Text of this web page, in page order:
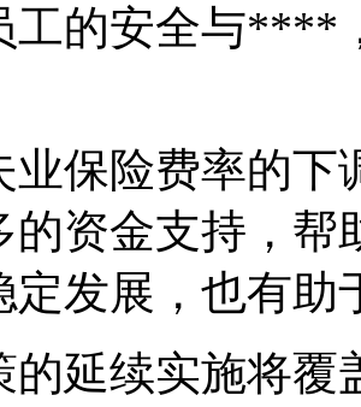
工的安全与****
业保险费率的
资金支持，帮
定发展，也有助
的延续实施将